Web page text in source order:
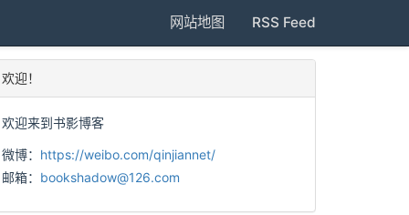
网站地图 RSS Feed
欢迎！
欢迎来到书影博客
微博： https://weibo.com/qinjiannet/
邮箱： bookshadow@126.com